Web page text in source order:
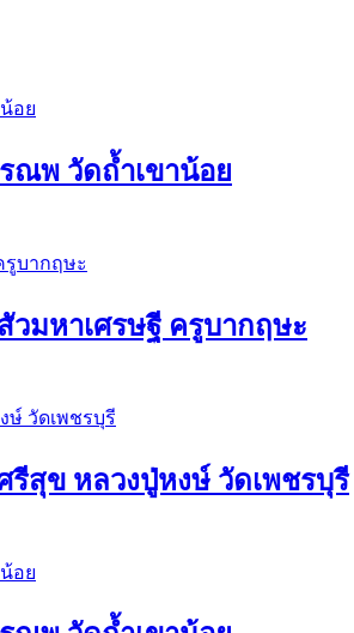
ณพ วัดถ้ำเขาน้อย
มหาเศรษฐี ครูบากฤษะ
สุข หลวงปู่หงษ์ วัดเพชรบุรี